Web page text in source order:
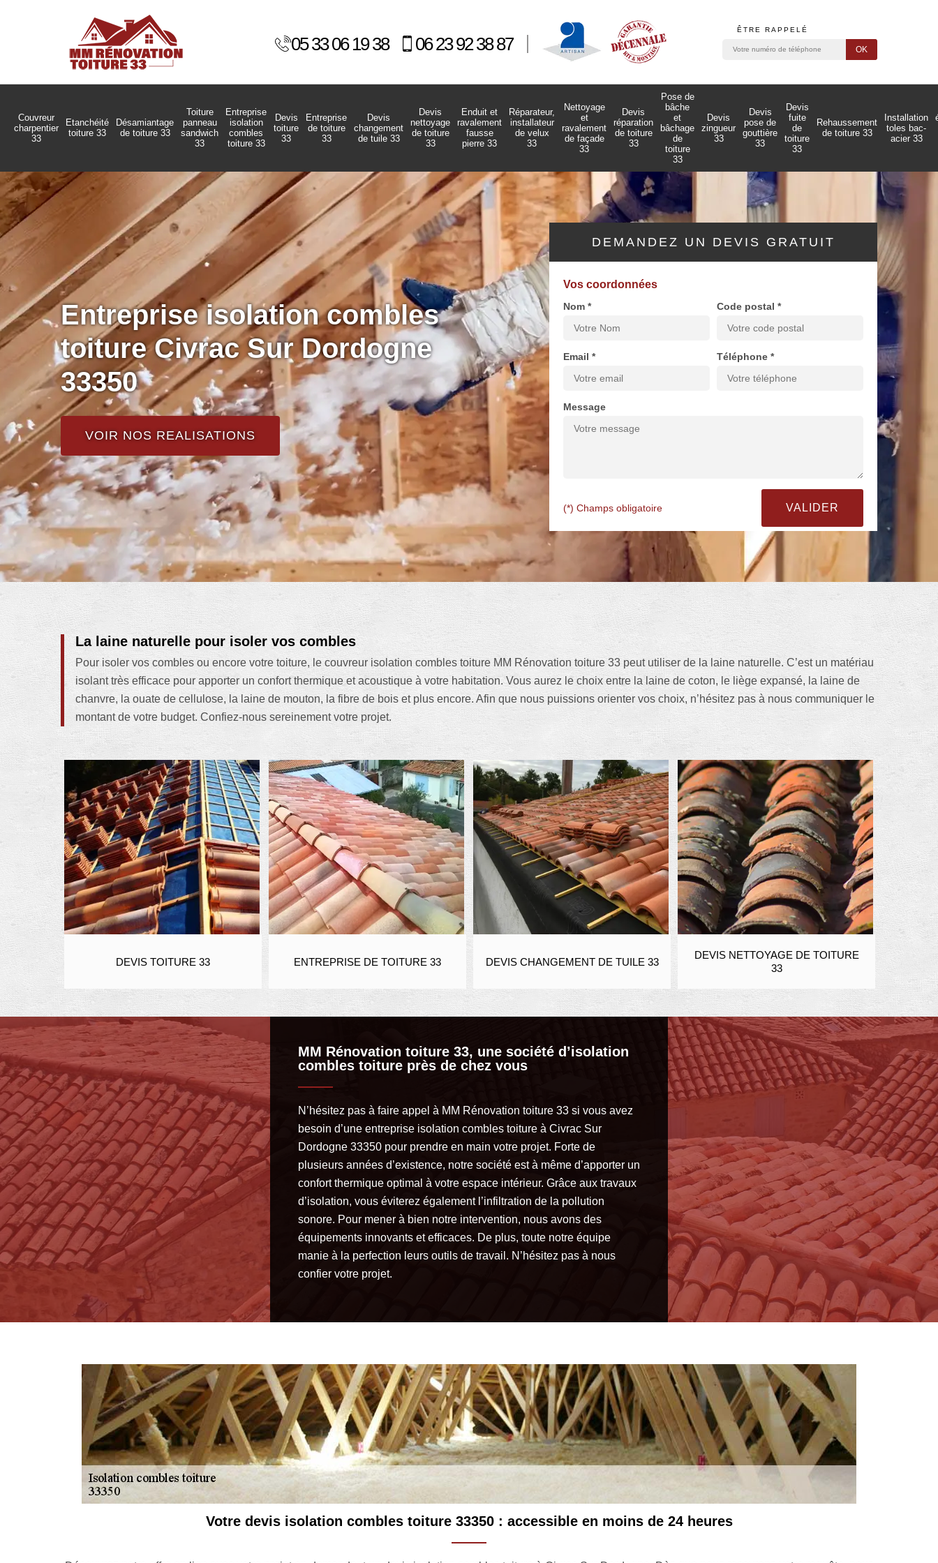
05 33 06 19 38 06 23 92 38 87
ÊTRE RAPPELÉ
Couvreur
charpentier
33
Etanchéité
toiture 33
Désamiantage
de toiture 33
Toiture
panneau
sandwich
33
Entreprise
isolation
combles
toiture 33
Devis
toiture
33
Entreprise
de toiture
33
Devis
changement
de tuile 33
Devis
nettoyage
de toiture
33
Enduit et
ravalement
fausse
pierre 33
Réparateur,
installateur
de velux
33
Nettoyage
et
ravalement
de façade
33
Devis
réparation
de toiture
33
Pose de
bâche
et
bâchage
de
toiture
33
Devis
zingueur
33
Devis
pose de
gouttière
33
Devis
fuite
de
toiture
33
Rehaussement
de toiture 33
Installation
toles bac-
acier 33
Entreprise isolation combles
toiture Civrac Sur Dordogne
33350
VOIR NOS REALISATIONS
DEMANDEZ UN DEVIS GRATUIT
Vos coordonnées
Nom * Code postal *
Email * Téléphone *
Message
(*) Champs obligatoire
La laine naturelle pour isoler vos combles
Pour isoler vos combles ou encore votre toiture, le couvreur isolation combles toiture MM Rénovation toiture 33 peut utiliser de la laine naturelle. C’est un matériau
isolant très efficace pour apporter un confort thermique et acoustique à votre habitation. Vous aurez le choix entre la laine de coton, le liège expansé, la laine de
chanvre, la ouate de cellulose, la laine de mouton, la fibre de bois et plus encore. Afin que nous puissions orienter vos choix, n’hésitez pas à nous communiquer le
montant de votre budget. Confiez-nous sereinement votre projet.
ENTREPRISE DE TOITURE 33 DEVIS CHANGEMENT DE TUILE 33
DEVIS NETTOYAGE DE TOITURE
ENDUIT ET RAVALEMENT
PIERRE 33
MM Rénovation toiture 33, une société d’isolation
combles toiture près de chez vous
N’hésitez pas à faire appel à MM Rénovation toiture 33 si vous avez
besoin d’une entreprise isolation combles toiture à Civrac Sur
Dordogne 33350 pour prendre en main votre projet. Forte de
plusieurs années d’existence, notre société est à même d’apporter un
confort thermique optimal à votre espace intérieur. Grâce aux travaux
d’isolation, vous éviterez également l’infiltration de la pollution
sonore. Pour mener à bien notre intervention, nous avons des
équipements innovants et efficaces. De plus, toute notre équipe
manie à la perfection leurs outils de travail. N’hésitez pas à nous
confier votre projet.
L’importance d’une isolation combles toiture à Civrac Sur Dordogne